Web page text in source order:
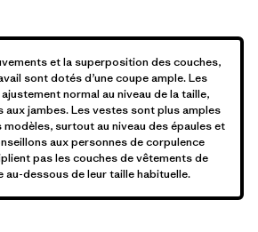
et la superposition des couches,
sont dotés d’une coupe ample. Les
normal au niveau de la taille,
aux jambes. Les vestes sont plus amples
surtout au niveau des épaules et
aux personnes de corpulence
pas les couches de vêtements de
au-dessous de leur taille habituelle.